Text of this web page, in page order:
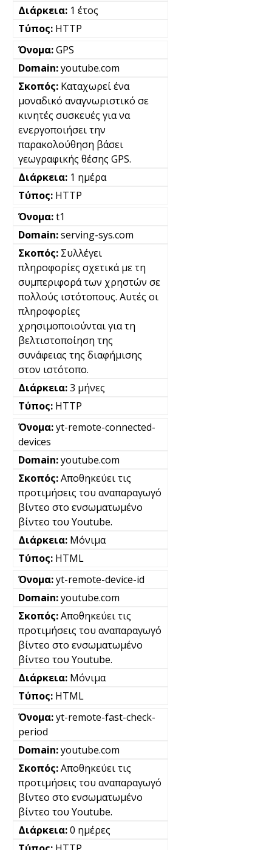
1 έτος
HTTP
GPS
youtube.com
Καταχωρεί ένα
μοναδικό αναγνωριστικό σε
κινητές συσκευές για να
ενεργοποιήσει την
παρακολούθηση βάσει
γεωγραφικής θέσης GPS.
1 ημέρα
HTTP
t1
serving-sys.com
Συλλέγει
πληροφορίες σχετικά με τη
συμπεριφορά των χρηστών σε
πολλούς ιστότοπους. Αυτές οι
πληροφορίες
χρησιμοποιούνται για τη
βελτιστοποίηση της
συνάφειας της διαφήμισης
στον ιστότοπο.
3 μήνες
HTTP
yt-remote-connected-
devices
youtube.com
Αποθηκεύει τις
προτιμήσεις του αναπαραγωγό
βίντεο στο ενσωματωμένο
βίντεο του Youtube.
Μόνιμα
HTML
yt-remote-device-id
youtube.com
Αποθηκεύει τις
προτιμήσεις του αναπαραγωγό
βίντεο στο ενσωματωμένο
βίντεο του Youtube.
Μόνιμα
HTML
yt-remote-fast-check-
period
youtube.com
Αποθηκεύει τις
προτιμήσεις του αναπαραγωγό
βίντεο στο ενσωματωμένο
βίντεο του Youtube.
0 ημέρες